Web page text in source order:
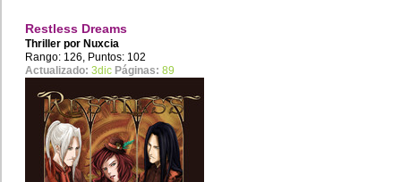
Restless Dreams
Thriller por Nuxcia
Rango: 126, Puntos: 102
Actualizado: 3dic Páginas: 89